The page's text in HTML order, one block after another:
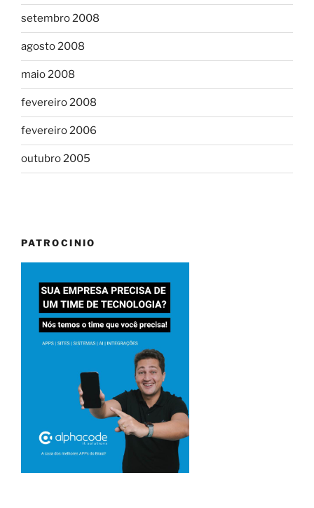
setembro 2008
agosto 2008
maio 2008
fevereiro 2008
fevereiro 2006
outubro 2005
PATROCINIO